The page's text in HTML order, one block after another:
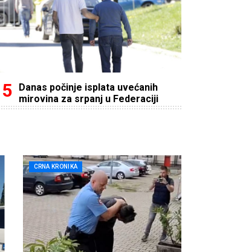
Danas počinje isplata uvećanih
mirovina za srpanj u Federaciji
CRNA KRONIKA